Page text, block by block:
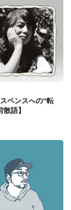
ペンスへの“転
語】